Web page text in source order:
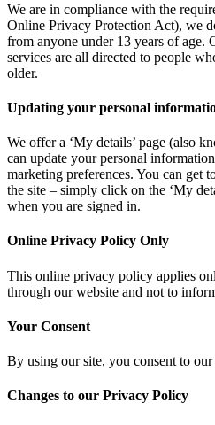
We are in compliance with the
Online Privacy Protection Act), we
from anyone under 13 years of age.
services are all directed to people
older.
Updating your personal
We offer a ‘My details’ page (also
can update your personal
marketing preferences. You can get
the site – simply click on the ‘My
when you are signed in.
Online Privacy Policy Only
This online privacy policy applies
through our website and not to
Your Consent
By using our site, you consent to
Changes to our Privacy Policy